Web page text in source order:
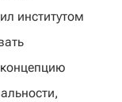
институтом